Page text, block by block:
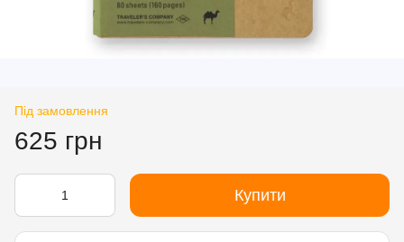
Під замовлення
625 грн
Купити